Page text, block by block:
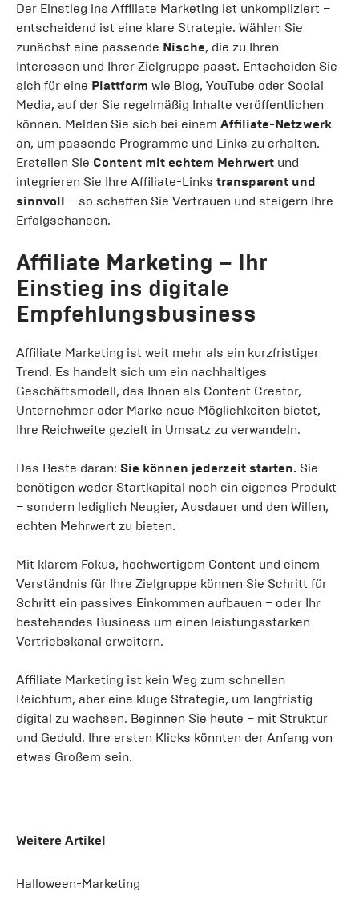
Der Einstieg ins Affiliate Marketing ist unkompliziert –
entscheidend ist eine klare Strategie. Wählen Sie
zunächst eine passende Nische, die zu Ihren
Interessen und Ihrer Zielgruppe passt. Entscheiden Sie
sich für eine Plattform wie Blog, YouTube oder Social
Media, auf der Sie regelmäßig Inhalte veröffentlichen
können. Melden Sie sich bei einem Affiliate-Netzwerk
an, um passende Programme und Links zu erhalten.
Erstellen Sie Content mit echtem Mehrwert und
integrieren Sie Ihre Affiliate-Links transparent und
sinnvoll – so schaffen Sie Vertrauen und steigern Ihre
Erfolgschancen.
Affiliate Marketing – Ihr
Einstieg ins digitale
Empfehlungsbusiness
Affiliate Marketing ist weit mehr als ein kurzfristiger
Trend. Es handelt sich um ein nachhaltiges
Geschäftsmodell, das Ihnen als Content Creator,
Unternehmer oder Marke neue Möglichkeiten bietet,
Ihre Reichweite gezielt in Umsatz zu verwandeln.
Das Beste daran: Sie können jederzeit starten. Sie
benötigen weder Startkapital noch ein eigenes Produkt
– sondern lediglich Neugier, Ausdauer und den Willen,
echten Mehrwert zu bieten.
Mit klarem Fokus, hochwertigem Content und einem
Verständnis für Ihre Zielgruppe können Sie Schritt für
Schritt ein passives Einkommen aufbauen – oder Ihr
bestehendes Business um einen leistungsstarken
Vertriebskanal erweitern.
Affiliate Marketing ist kein Weg zum schnellen
Reichtum, aber eine kluge Strategie, um langfristig
digital zu wachsen. Beginnen Sie heute – mit Struktur
und Geduld. Ihre ersten Klicks könnten der Anfang von
etwas Großem sein.
Weitere Artikel
Halloween-Marketing